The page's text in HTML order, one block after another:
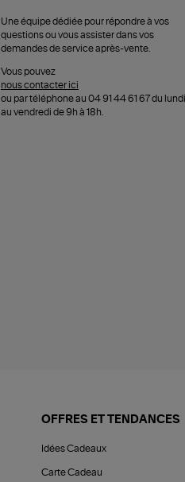
Une équipe dédiée pour répondre à vos
questions ou vous assister dans vos
demandes de service après-vente.
Vous pouvez
nous contacter ici
ou par téléphone au 04 91 44 61 67 du lundi
au vendredi de 9h à 18h.
OFFRES ET TENDANCES
Idées Cadeaux
Carte Cadeau